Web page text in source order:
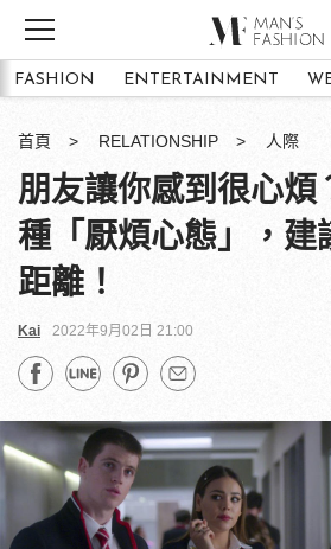
FASHION ENTERTAINMENT
首頁 RELATIONSHIP 人際
朋友讓你感到很心煩
種「厭煩心態」，建
距離！
Kai 2022年9月02日 21:00